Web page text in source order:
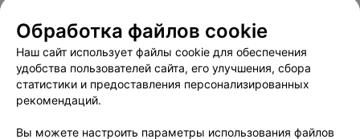
Вакансии
Публичный договор
Способы оплаты
Публичный договор по использованию сервиса
«Афиша»
Пользовательское соглашение
Обработка файлов cookie
Наш сайт использует файлы cookie для обеспечения
удобства пользователей сайта, его улучшения, сбора
статистики и предоставления персонализированных
рекомендаций.
Вы можете настроить параметры использования файлов